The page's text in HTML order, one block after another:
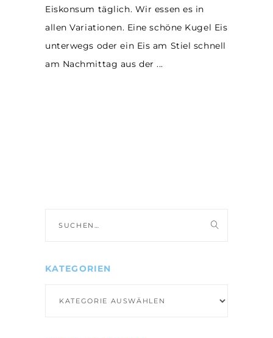
Eiskonsum täglich. Wir essen es in
allen Variationen. Eine schöne Kugel Eis
unterwegs oder ein Eis am Stiel schnell
am Nachmittag aus der
nach:
KATEGORIEN